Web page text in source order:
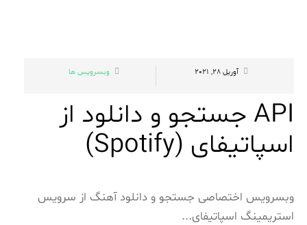
آوریل 28, 2021 وبسرویس ها
API جستجو و دانلود از
اسپاتیفای (Spotify)
وبسرویس اختصاصی جستجو و دانلود آهنگ از سرویس
استریمینگ اسپاتیفای...